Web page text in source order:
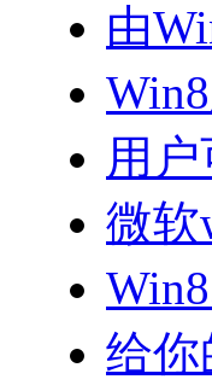
由
用
微软
给你